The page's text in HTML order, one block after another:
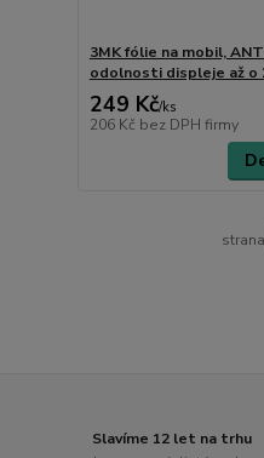
3MK fólie na mobil,
odolnosti displeje až o
249 Kč/ks
206 Kč bez DPH firmy
strana
Slavíme 12 let na trhu